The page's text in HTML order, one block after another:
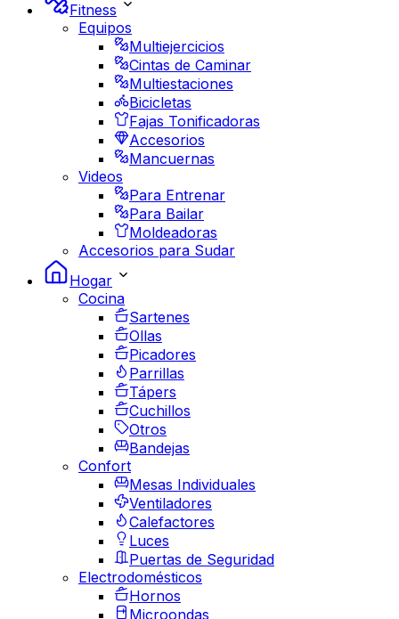
Fitness
Equipos
Multiejercicios
Cintas de Caminar
Multiestaciones
Bicicletas
Fajas Tonificadoras
Accesorios
Mancuernas
Videos
Para Entrenar
Para Bailar
Moldeadoras
Accesorios para Sudar
Hogar
Cocina
Sartenes
Ollas
Picadores
Parrillas
Tápers
Cuchillos
Otros
Bandejas
Confort
Mesas Individuales
Ventiladores
Calefactores
Luces
Puertas de Seguridad
Electrodomésticos
Hornos
Microondas